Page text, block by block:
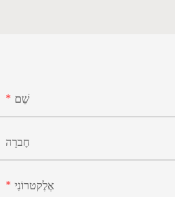
שֵׁם
חֶברָה
אֶלֶקטרוֹנִי